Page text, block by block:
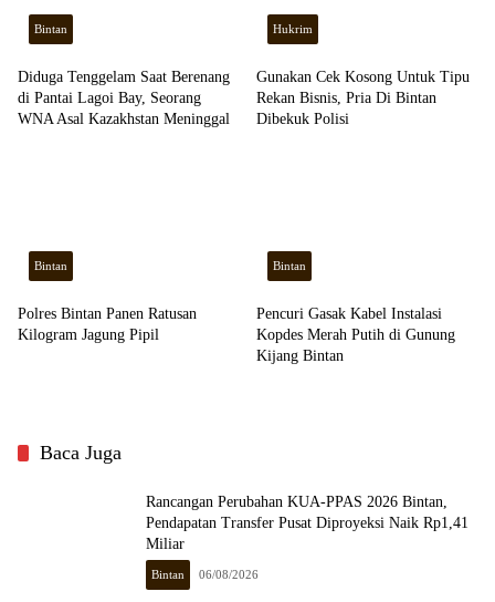
Bintan
Diduga Tenggelam Saat Berenang
di Pantai Lagoi Bay, Seorang
WNA Asal Kazakhstan Meninggal
Hukrim
Gunakan Cek Kosong Untuk Tipu
Rekan Bisnis, Pria Di Bintan
Dibekuk Polisi
Bintan
Polres Bintan Panen Ratusan
Kilogram Jagung Pipil
Bintan
Pencuri Gasak Kabel Instalasi
Kopdes Merah Putih di Gunung
Kijang Bintan
Baca Juga
Rancangan Perubahan KUA-PPAS 2026 Bintan,
Pendapatan Transfer Pusat Diproyeksi Naik Rp1,41
Miliar
Bintan 06/08/2026